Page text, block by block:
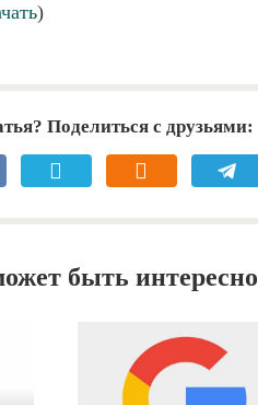
)
Поделиться с друзьями:
быть интересно